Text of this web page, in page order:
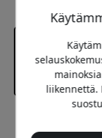
liikennettä.